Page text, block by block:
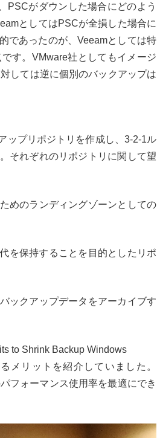
PSCがダウンした場合にどのよう
としてはPSCが全損した場合に
であったのが、Veeamとしては特
す。 VMware社としてもイメージ
しては逆に個別のバックアップは
プリポジトリを作成し、 3-2-1ル
それぞれのリポジトリに関して望
めのランディングゾーンとしての
を保持することを目的としたリポ
ックアップデータをアーカイブす
to Shrink Backup Windows
メリットを紹介していました。
フォーマンス使用率を最適にでき